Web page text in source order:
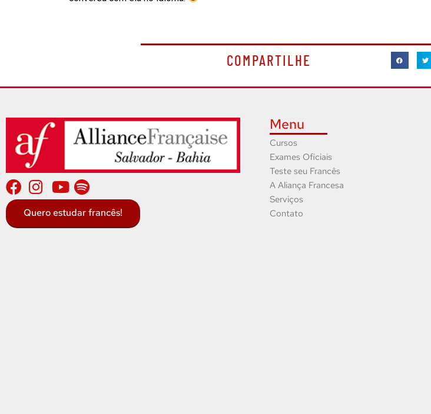
COMPARTILHE
Quero estudar francês!
Menu
Cursos
Exames Oficiais
Teste seu Francês
A Aliança Francesa
Serviços
Contato